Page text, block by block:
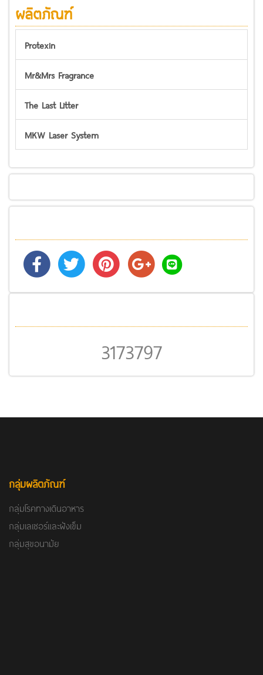
ผลิตภัณฑ์
Protexin
Mr&Mrs Fragrance
The Last Litter
MKW Laser System
3173797
กลุ่มผลิตภัณฑ์
กลุ่มโรคทางเดินอาหาร
กลุ่มเลเซอร์และฝังเข็ม
กลุ่มสุขอนามัย